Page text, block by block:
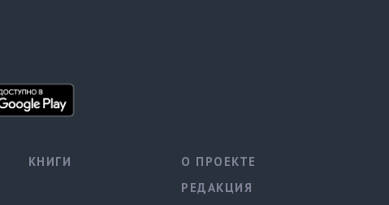
КНИГИ
О ПРОЕКТЕ
РЕДАКЦИЯ